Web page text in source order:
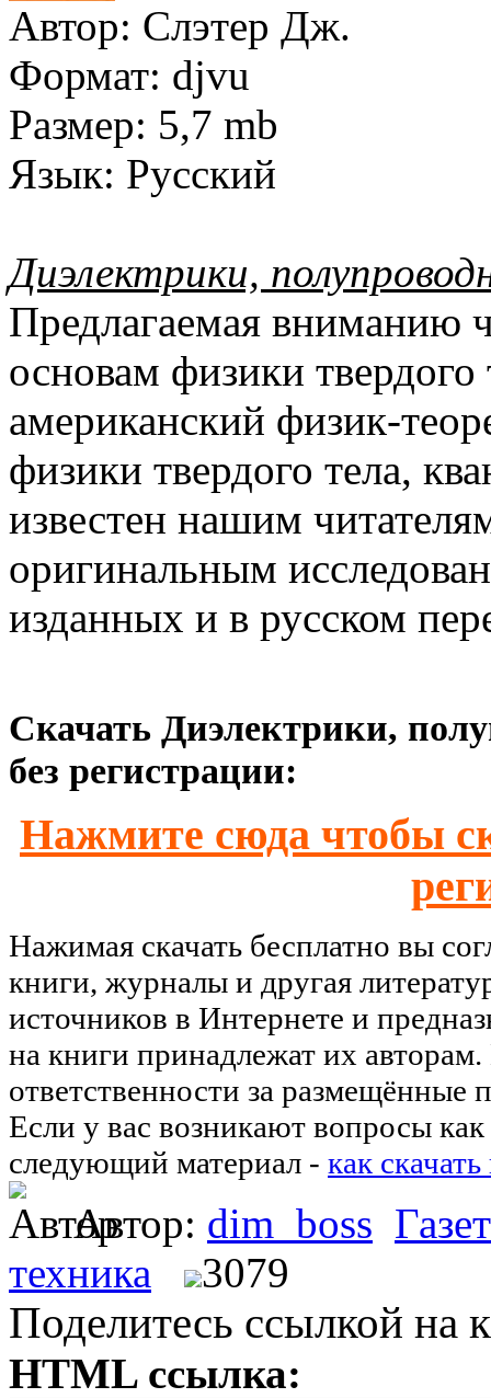
Автор: Слэтер Дж.
Формат: djvu
Размер: 5,7 mb
Язык: Русский
Диэлектрики,
Предлагаемая вниманию
основам физики
американский физик-
физики твердого тела,
известен нашим
оригинальным
изданных и в русском
Скачать Диэлектрики,
без регистрации:
Нажмите сюда чтобы
Нажимая скачать бесплатно вы
книги, журналы и другая
источников в Интернете и
на книги принадлежат их
ответственности за размещённые
Если у вас возникают вопросы как
следующий материал - как
Автор: dim_boss
техника
3079
Поделитесь ссылкой на
HTML ссылка: